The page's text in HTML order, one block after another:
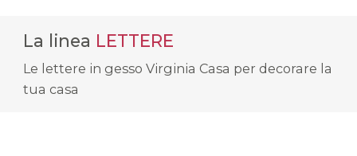
La linea LETTERE
Le lettere in gesso Virginia Casa per decorare la
tua casa